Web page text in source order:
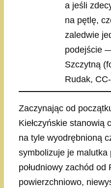
a jeśli
na pętlę,
zaledwie
podejście
Szczytną
Rudak,
Zaczynając od
Kiełczyńskie stanowią
na tyle wyodrębnioną
symbolizuje je
południowy zachód od
powierzchniowo,